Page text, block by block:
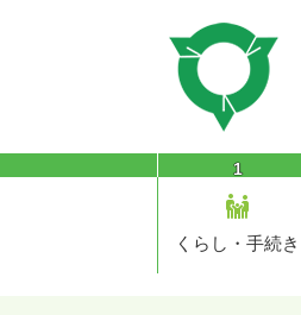
頭
飛
1
くらし・手続き